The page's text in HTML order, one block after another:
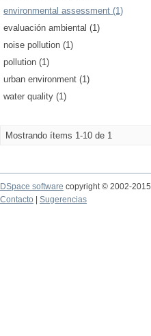
environmental assessment (1)
evaluación ambiental (1)
noise pollution (1)
pollution (1)
urban environment (1)
water quality (1)
Mostrando ítems 1-10 de 1
DSpace software copyright © 2002-2015
Contacto
Sugerencias